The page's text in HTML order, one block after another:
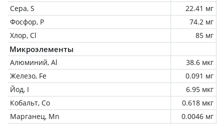
Сера, S
22.41 мг
Фосфор, P
74.2 мг
Хлор, Cl
85 мг
Микроэлементы
Алюминий, Al
38.6 мкг
Железо, Fe
0.091 мг
Йод, I
6.95 мкг
Кобальт, Co
0.618 мкг
Марганец, Mn
0.0046 мг